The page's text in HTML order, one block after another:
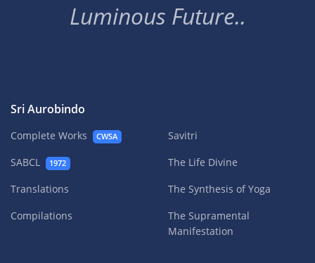
Luminous Future..
Sri Aurobindo
Complete Works CWSA
SABCL 1972
Translations
Compilations
Savitri
The Life Divine
The Synthesis of Yoga
The Supramental
Manifestation